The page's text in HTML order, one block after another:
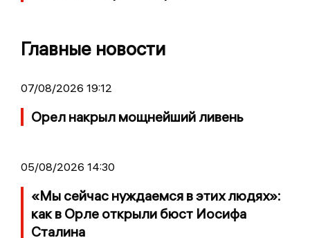
Главные новости
07/08/2026 19:12
Орел накрыл мощнейший ливень
05/08/2026 14:30
«Мы сейчас нуждаемся в этих людях»:
как в Орле открыли бюст Иосифа
Сталина